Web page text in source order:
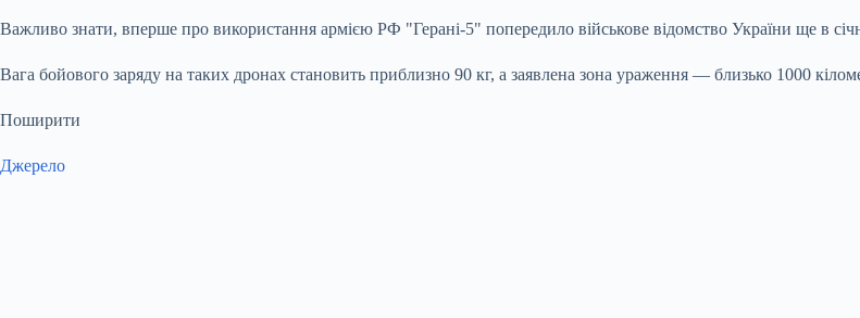
Важливо знати, вперше про використання армією РФ "Герані-5" попередило військове відомство України ще в
Вага бойового заряду на таких дронах становить приблизно 90 кг, а заявлена зона ураження — близько 1000
Поширити
Джерело